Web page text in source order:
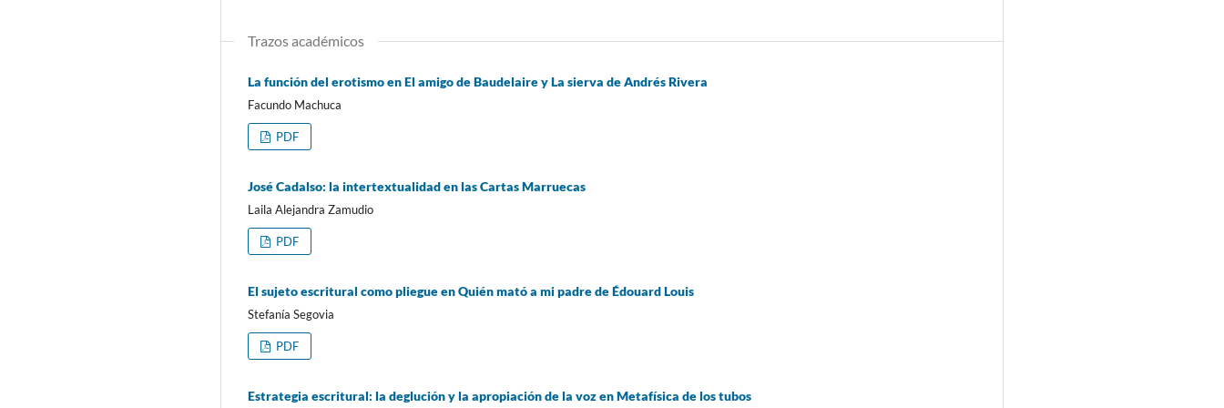
Trazos académicos
La función del erotismo en El amigo de Baudelaire y La sierva de Andrés Rivera
Facundo Machuca
PDF
José Cadalso: la intertextualidad en las Cartas Marruecas
Laila Alejandra Zamudio
PDF
El sujeto escritural como pliegue en Quién mató a mi padre de Édouard Louis
Stefanía Segovia
PDF
Estrategia escritural: la deglución y la apropiación de la voz en Metafísica de los tubos